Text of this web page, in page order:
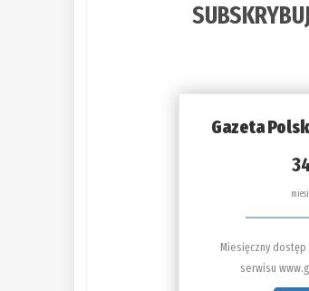
Gazeta
Miesięczny
serwisu